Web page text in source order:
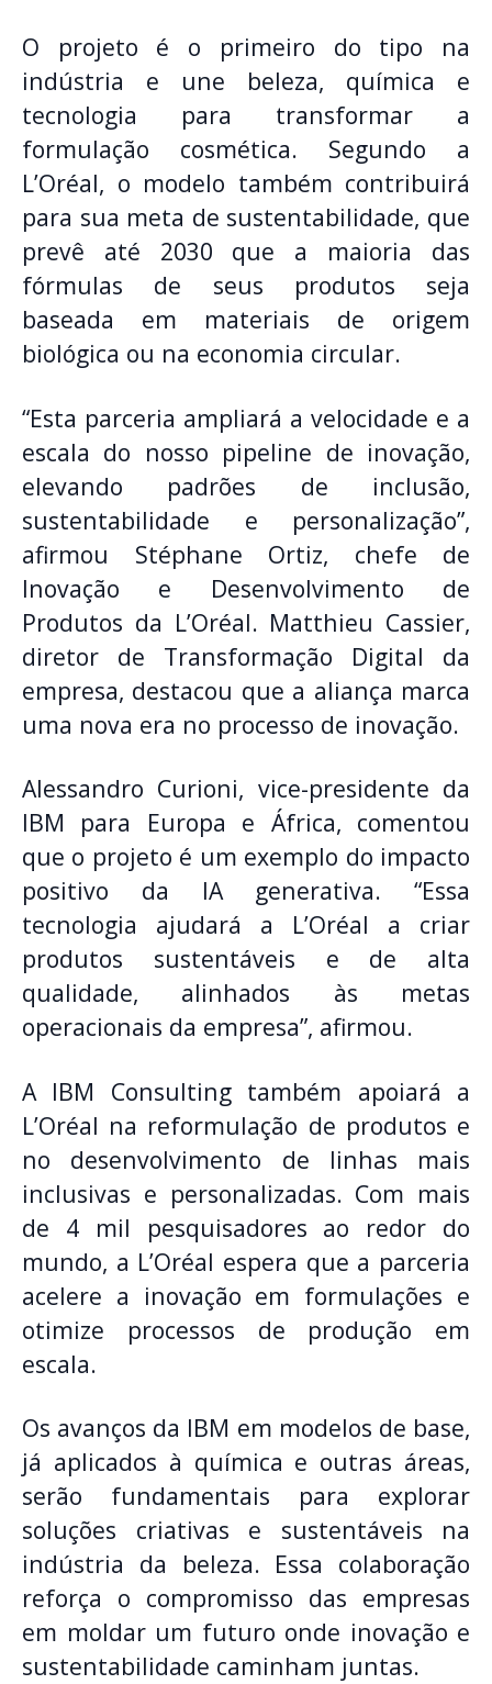
O projeto é o primeiro do tipo na
indústria e une beleza, química e
tecnologia para transformar a
formulação cosmética. Segundo a
L’Oréal, o modelo também contribuirá
para sua meta de sustentabilidade, que
prevê até 2030 que a maioria das
fórmulas de seus produtos seja
baseada em materiais de origem
biológica ou na economia circular.
“Esta parceria ampliará a velocidade e a
escala do nosso pipeline de inovação,
elevando padrões de inclusão,
sustentabilidade e personalização”,
afirmou Stéphane Ortiz, chefe de
Inovação e Desenvolvimento de
Produtos da L’Oréal. Matthieu Cassier,
diretor de Transformação Digital da
empresa, destacou que a aliança marca
uma nova era no processo de inovação.
Alessandro Curioni, vice-presidente da
IBM para Europa e África, comentou
que o projeto é um exemplo do impacto
positivo da IA generativa. “Essa
tecnologia ajudará a L’Oréal a criar
produtos sustentáveis e de alta
qualidade, alinhados às metas
operacionais da empresa”, afirmou.
A IBM Consulting também apoiará a
L’Oréal na reformulação de produtos e
no desenvolvimento de linhas mais
inclusivas e personalizadas. Com mais
de 4 mil pesquisadores ao redor do
mundo, a L’Oréal espera que a parceria
acelere a inovação em formulações e
otimize processos de produção em
escala.
Os avanços da IBM em modelos de base,
já aplicados à química e outras áreas,
serão fundamentais para explorar
soluções criativas e sustentáveis na
indústria da beleza. Essa colaboração
reforça o compromisso das empresas
em moldar um futuro onde inovação e
sustentabilidade caminham juntas.